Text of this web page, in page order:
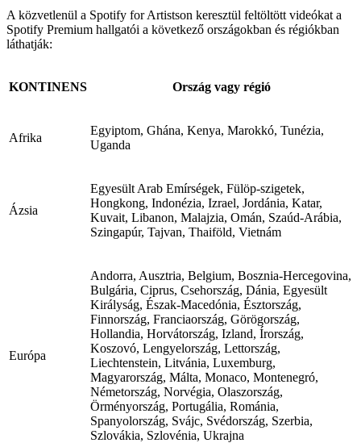
A közvetlenül a Spotify for Artistson keresztül feltöltött videókat a
Spotify Premium hallgatói a következő országokban és régiókban
láthatják:
KONTINENS Ország vagy régió
Afrika
Egyiptom, Ghána, Kenya, Marokkó, Tunézia,
Uganda
Ázsia
Egyesült Arab Emírségek, Fülöp-szigetek,
Hongkong, Indonézia, Izrael, Jordánia, Katar,
Kuvait, Libanon, Malajzia, Omán, Szaúd-Arábia,
Szingapúr, Tajvan, Thaiföld, Vietnám
Európa
Andorra, Ausztria, Belgium, Bosznia-Hercegovina,
Bulgária, Ciprus, Csehország, Dánia, Egyesült
Királyság, Észak-Macedónia, Észtország,
Finnország, Franciaország, Görögország,
Hollandia, Horvátország, Izland, Írország,
Koszovó, Lengyelország, Lettország,
Liechtenstein, Litvánia, Luxemburg,
Magyarország, Málta, Monaco, Montenegró,
Németország, Norvégia, Olaszország,
Örményország, Portugália, Románia,
Spanyolország, Svájc, Svédország, Szerbia,
Szlovákia, Szlovénia, Ukrajna